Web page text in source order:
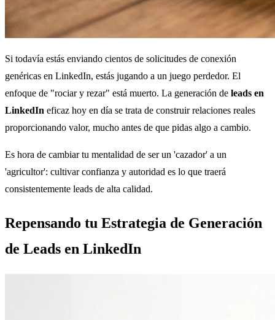
Si todavía estás enviando cientos de solicitudes de conexión
genéricas en LinkedIn, estás jugando a un juego perdedor. El
enfoque de "rociar y rezar" está muerto. La generación de leads en
LinkedIn eficaz hoy en día se trata de construir relaciones reales
proporcionando valor, mucho antes de que pidas algo a cambio.
Es hora de cambiar tu mentalidad de ser un 'cazador' a un
'agricultor': cultivar confianza y autoridad es lo que traerá
consistentemente leads de alta calidad.
Repensando tu Estrategia de Generación
de Leads en LinkedIn